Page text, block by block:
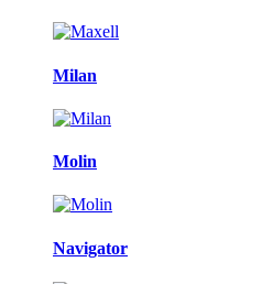
Milan
Molin
Navigator